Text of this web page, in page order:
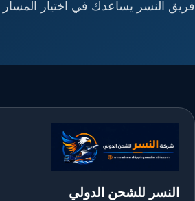
فريق النسر يساعدك في اختيار المسار
النسر للشحن الدولي